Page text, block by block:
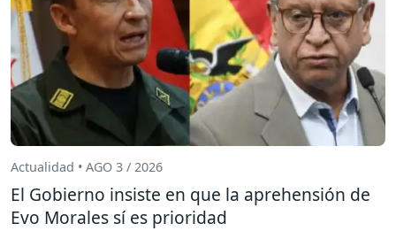
Actualidad • AGO 3 / 2026
El Gobierno insiste en que la aprehensión de
Evo Morales sí es prioridad